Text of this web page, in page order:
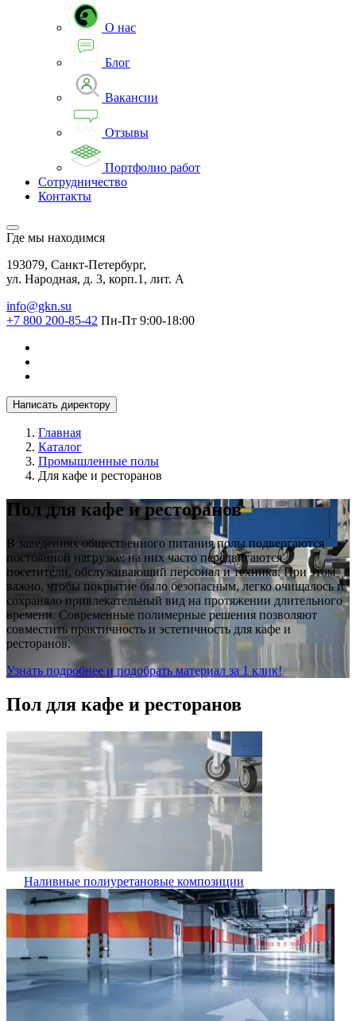
О нас
Блог
Вакансии
Отзывы
Портфолио работ
Сотрудничество
Контакты
Где мы находимся
193079, Санкт-Петербург,
ул. Народная, д. 3, корп.1, лит. А
info@gkn.su
+7 800 200-85-42 Пн-Пт 9:00-18:00
Написать директору
Главная
Каталог
Промышленные полы
Для кафе и ресторанов
Пол для кафе и ресторанов
В заведениях общественного питания полы подвергаются
постоянной нагрузке: на них часто передвигаются
посетители, обслуживающий персонал и техника. При этом
важно, чтобы покрытие было безопасным, легко очищалось и
сохраняло привлекательный вид на протяжении длительного
времени. Современные полимерные решения позволяют
совместить практичность и эстетичность для кафе и
ресторанов.
Узнать подробнее и подобрать материал за 1 клик!
Пол для кафе и ресторанов
Наливные полиуретановые композиции